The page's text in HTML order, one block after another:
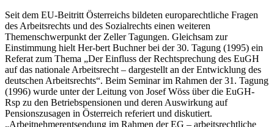
Seit dem EU-Beitritt Österreichs bildeten europarechtliche Fragen
des Arbeitsrechts und des Sozialrechts einen weiteren
Themenschwerpunkt der Zeller Tagungen. Gleichsam zur
Einstimmung hielt Her-bert Buchnerbei der 30. Tagung (1995) ein
Referat zum Thema „Der Einfluss der Rechtsprechung des EuGH
auf das nationale Arbeitsrecht – dargestellt an der Entwicklung des
deutschen Arbeitsrechts“. Beim Seminar im Rahmen der 31. Tagung
(1996) wurde unter der Leitung von Josef Wöss über die EuGH-
Rsp zu den Betriebspensionen und deren Auswirkung auf
Pensionszusagen in Österreich referiert und diskutiert.
„Arbeitnehmerentsendung im Rahmen der EG – arbeitsrechtliche